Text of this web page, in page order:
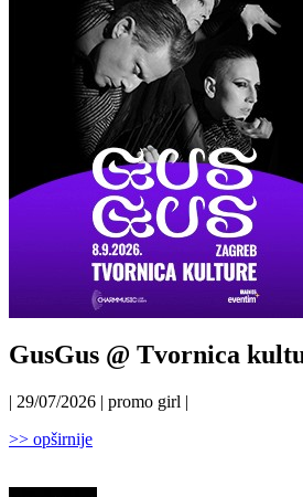
GusGus @ Tvornica
| 29/07/2026 | promo girl |
>> opširnije